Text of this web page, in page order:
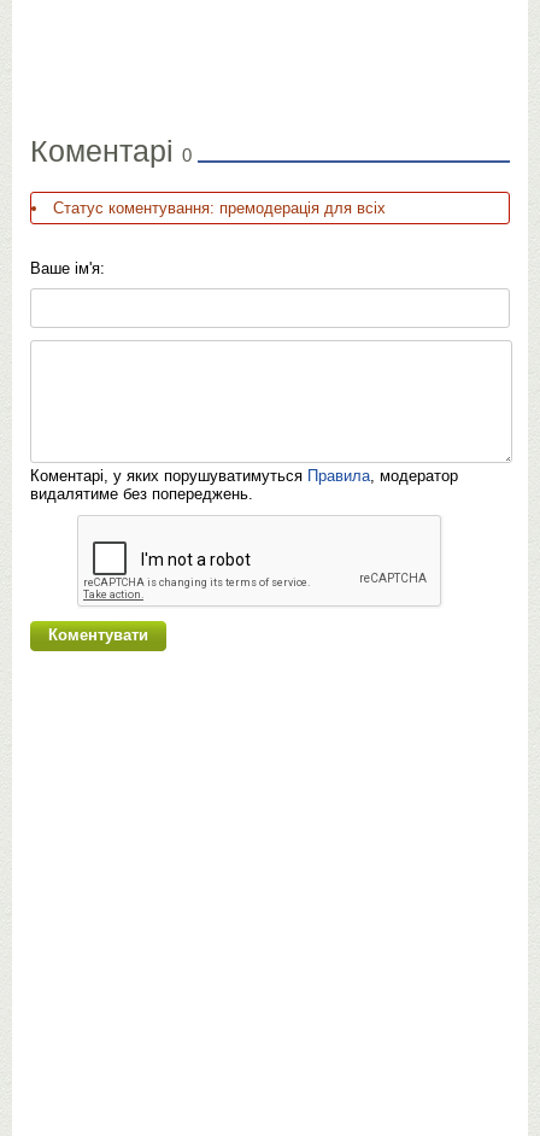
Коментарі 0
Статус коментування: премодерація для всіх
Ваше ім'я:
Коментарі, у яких порушуватимуться Правила , модератор
видалятиме без попереджень.